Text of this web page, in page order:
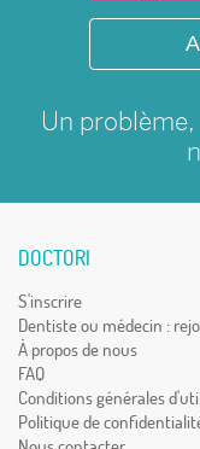
Un
DOCTORI
S'inscrire
Dentiste ou médecin :
À propos de nous
FAQ
Conditions générales
Politique de